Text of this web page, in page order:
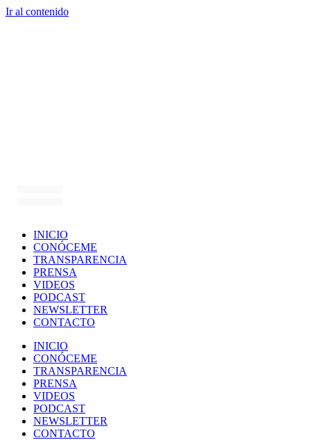
Ir al contenido
INICIO
CONÓCEME
TRANSPARENCIA
PRENSA
VIDEOS
PODCAST
NEWSLETTER
CONTACTO
INICIO
CONÓCEME
TRANSPARENCIA
PRENSA
VIDEOS
PODCAST
NEWSLETTER
CONTACTO